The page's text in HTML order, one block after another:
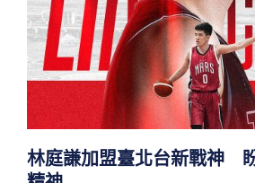
林庭謙加盟臺北台新戰神